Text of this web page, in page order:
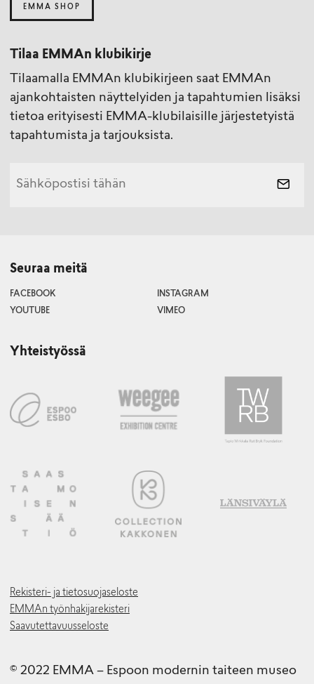
EMMA SHOP
Tilaa EMMAn klubikirje
Tilaamalla EMMAn klubikirjeen saat EMMAn
ajankohtaisten näyttelyiden ja tapahtumien lisäksi
tietoa erityisesti EMMA-klubilaisille järjestetyistä
tapahtumista ja tarjouksista.
Seuraa meitä
FACEBOOK
INSTAGRAM
YOUTUBE
VIMEO
Yhteistyössä
Rekisteri- ja tietosuojaseloste
EMMAn työnhakijarekisteri
Saavutettavuusseloste
© 2022 EMMA – Espoon modernin taiteen museo